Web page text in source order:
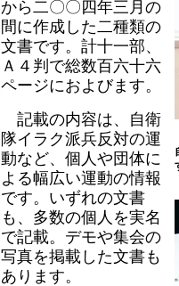
から二〇〇四年三月の
間に作成した二種類の
文書です。計十一部、
Ａ４判で総数百六十六
ページにおよびます。
記載の内容は、自衛
隊イラク派兵反対の運
動など、個人や団体に
よる幅広い運動の情報
です。いずれの文書
も、多数の個人を実名
で記載。デモや集会の
写真を掲載した文書も
あります。